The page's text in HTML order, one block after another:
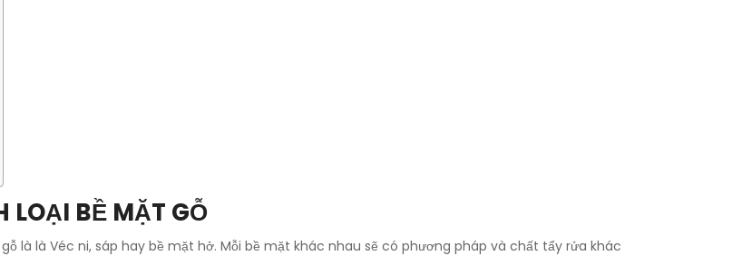
BỀ MẶT GỖ
là là Véc ni, sáp hay bề mặt hở. Mỗi bề mặt khác nhau sẽ có phương pháp và chất tẩy rửa khác